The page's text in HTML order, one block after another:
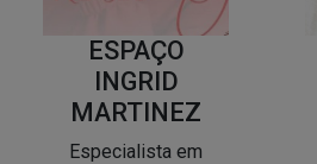
ESPAÇO
INGRID
MARTINEZ
Especialista em